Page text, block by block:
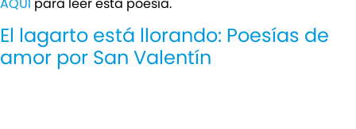
El lagarto está llorando: Poesías de
amor por San Valentín